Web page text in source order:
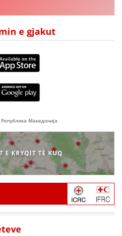
e gjakut
Македонија
E KRYQIT TË KUQ